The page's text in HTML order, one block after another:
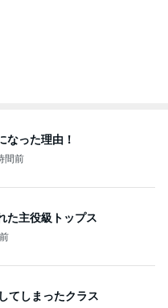
なった理由！
間前
た主役級トップス
てしまったクラス